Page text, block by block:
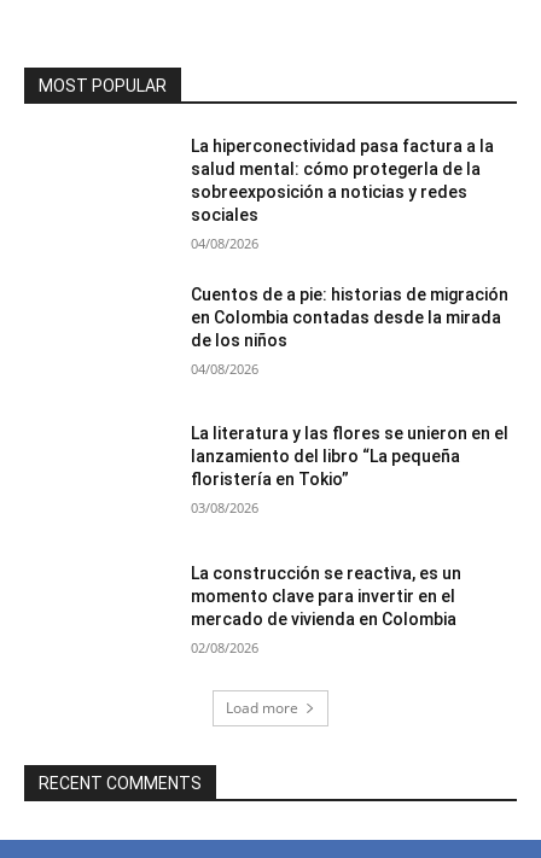
MOST POPULAR
La hiperconectividad pasa factura a la
salud mental: cómo protegerla de la
sobreexposición a noticias y redes
sociales
04/08/2026
Cuentos de a pie: historias de migración
en Colombia contadas desde la mirada
de los niños
04/08/2026
La literatura y las flores se unieron en el
lanzamiento del libro “La pequeña
floristería en Tokio”
03/08/2026
La construcción se reactiva, es un
momento clave para invertir en el
mercado de vivienda en Colombia
02/08/2026
Load more
RECENT COMMENTS